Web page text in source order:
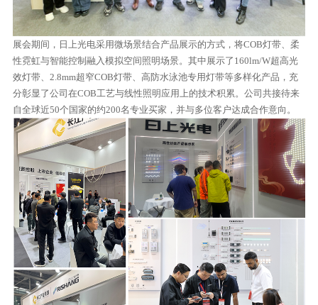
展会期间，日上光电采用微场景结合产品展示的方式，将COB灯带、柔
性霓虹与智能控制融入模拟空间照明场景。其中展示了160lm/W超高光
效灯带、2.8mm超窄COB灯带、高防水泳池专用灯带等多样化产品，充
分彰显了公司在COB工艺与线性照明应用上的技术积累。公司共接待来
自全球近50个国家的约200名专业买家，并与多位客户达成合作意向。